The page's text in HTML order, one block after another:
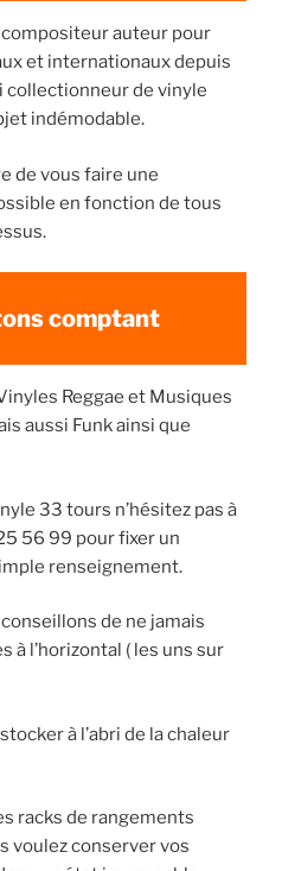
auteur pour
et internationaux depuis
collectionneur de vinyle
indémodable.
de vous faire une
en fonction de tous
comptant
Reggae et Musiques
aussi Funk ainsi que
33 tours n’hésitez pas à
56 99 pour fixer un
renseignement.
de ne jamais
à l’horizontal ( les uns sur
à l’abri de la chaleur
racks de rangements
voulez conserver vos